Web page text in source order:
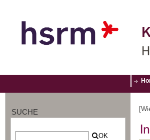
SUCHE
OK